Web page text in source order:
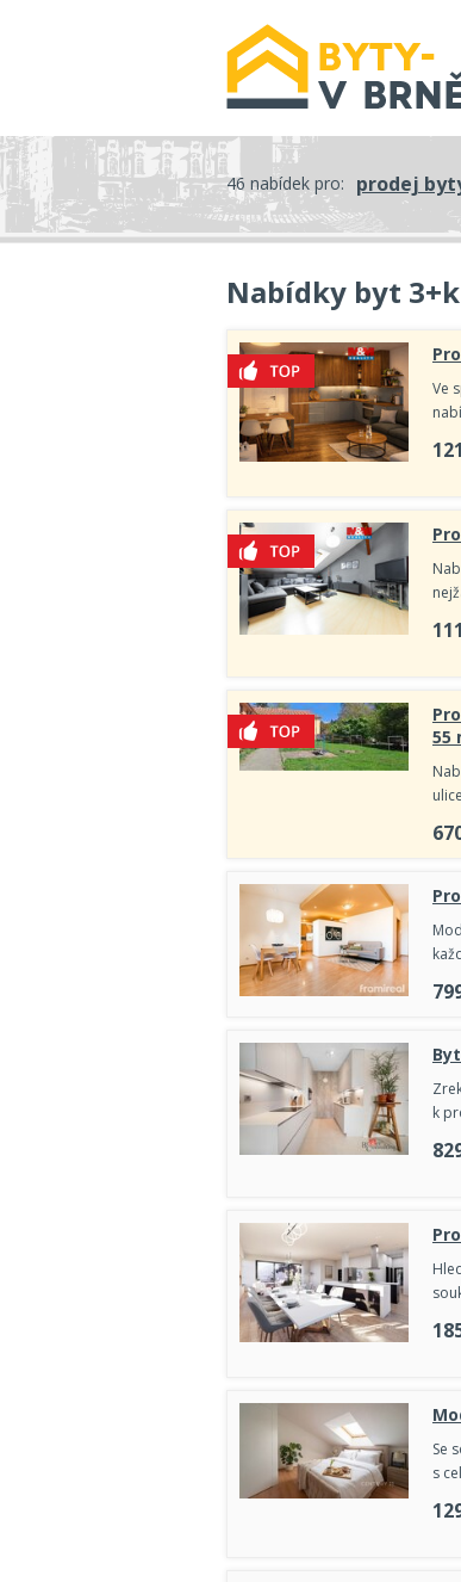
46 nabídek pro: prodej
Nabídky byt
Ve
55
k
Se
s